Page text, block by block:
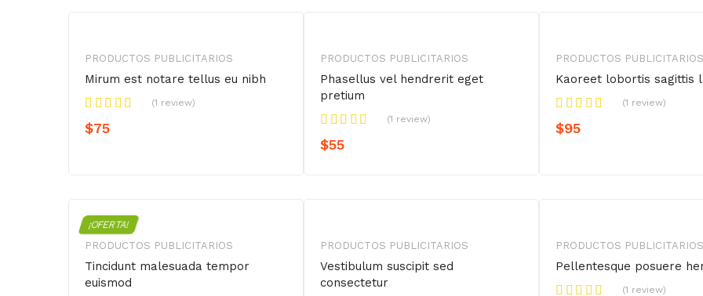
PRODUCTOS PUBLICITARIOS
Mirum est notare tellus eu nibh
(1 review)
$75
PRODUCTOS PUBLICITARIOS
Phasellus vel hendrerit eget
pretium
(1 review)
$55
PRODUCTOS PUBLICITARIOS
Kaoreet lobortis sagittis
(1 review)
$95
¡OFERTA!
PRODUCTOS PUBLICITARIOS
Tincidunt malesuada tempor
euismod
PRODUCTOS PUBLICITARIOS
Vestibulum suscipit sed
consectetur
PRODUCTOS PUBLICITARIOS
Pellentesque posuere
(1 review)